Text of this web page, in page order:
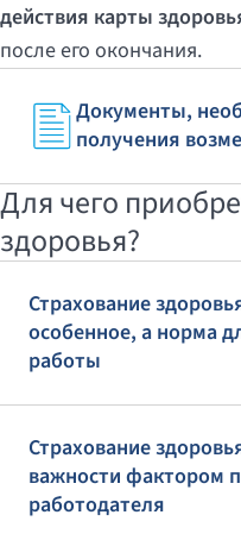
действия карты
после его окончания.
Документы,
получения
Для чего
здоровья?
Страхование
особенное, а норма
работы
Страхование
важности фактором
работодателя